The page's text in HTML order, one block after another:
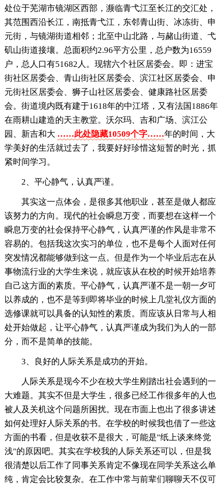
处位于芜湖市镜湖区西部，濒临青弋江至长江的交汇处，
其范围西沿长江，南抵青弋江，东邻青山街、冰冻街、申
元街，与镜湖街道相邻；北至中山北路，与赭山街道、弋
矶山街道接壤。总面积约2.96平方公里，总户数为16559
户，总人口有51682人。现辖六个社区居委会。即：进宝
街社区居委会、青山街社区居委会、滨江社区居委会、申
元街社区居委会、狮子山社区居委会、健康路社区居委
会。街道境内既有建于1618年的中江塔，又有法国1886年
在雨耕山建造的天主教堂。沃尔玛、吉和广场、滨江公
园、新吉和大 ……此处隐藏10509个字……年的时间，大
学美好的生活就过去了，我要好好珍惜这短暂的时光，抓
紧时间学习。
2、平心静气，认真严谨。
其实这一点体会，是很多其他职业，甚至是做人都应
该努力的方向。现代的社会瞬息万变，而要想在这样一个
瞬息万变的社会保持平心静气，认真严谨的作风是非常不
容易的。包括我这次实习的单位，也不是每个人面对任何
突发情况都能够做到这一点。但是作为一个毕业后志在从
事物流行业的大学生来说，就应该从在校的时候开始培养
自己这方面的素质。平心静气，认真严谨不是一朝一夕可
以养成的，也不是等到即将毕业的时候上几堂礼仪方面的
选修课就可以具备的认知性的素质。而应该从日常与人相
处开始做起，让平心静气，认真严谨成为我们为人的一部
分，而不是简单的技能。
3、良好的人际关系是成功的开始。
人际关系是现今不少在校大学生刚踏出社会遇到的一
大难题。其实不但是大学生，很多已经工作很多年的人也
被人及关机这个问题所困扰。现在市面上也出了很多讲述
如何处理好人际关系的书。在学校的时候我也借了一些这
方面的书看，但是收获不是很大，可能是"纸上谈来终觉
浅"的原因吧。其实在学校我的人际关系还可以，但是我
很清楚以后工作了同事关系肯定不像现在同学关系这么单
纯，肯定会比较复杂。在工作中常与前辈们聊聊天不仅可